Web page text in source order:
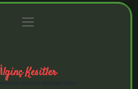
Gizlilik Politikası
menüyü
aç
İlginç Kesitler